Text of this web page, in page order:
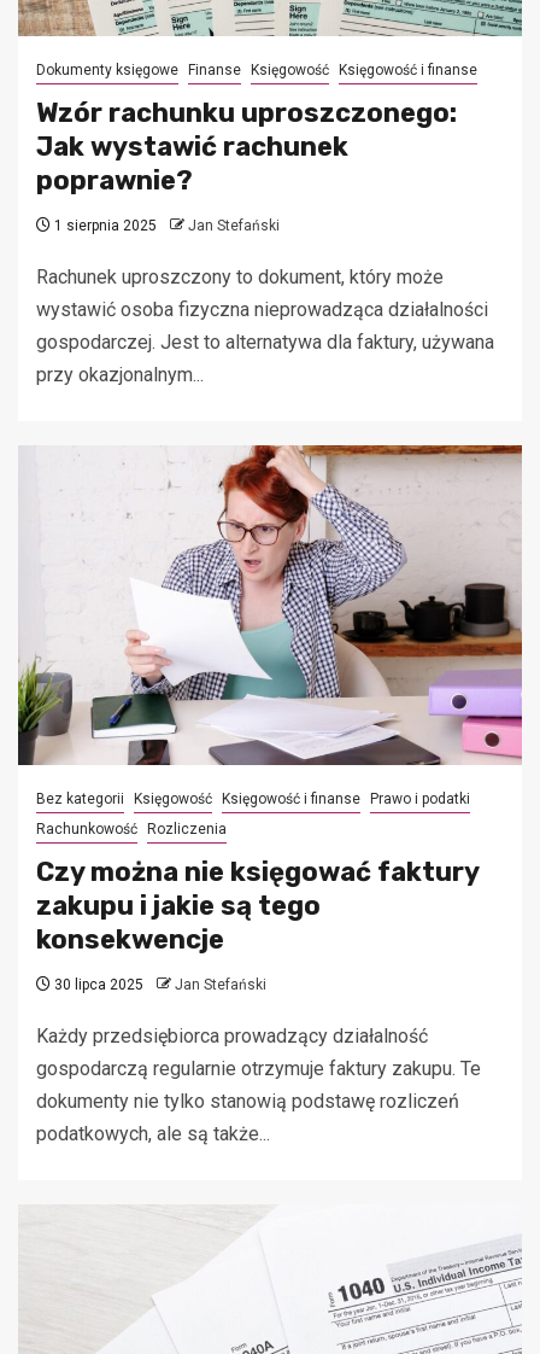
Dokumenty księgowe Finanse Księgowość Księgowość i finanse
Wzór rachunku uproszczonego:
Jak wystawić rachunek
poprawnie?
1 sierpnia 2025 Jan Stefański
Rachunek uproszczony to dokument, który może
wystawić osoba fizyczna nieprowadząca działalności
gospodarczej. Jest to alternatywa dla faktury, używana
przy okazjonalnym...
Bez kategorii Księgowość Księgowość i finanse
Prawo i podatki
Rachunkowość
Rozliczenia
Czy można nie księgować faktury
zakupu i jakie są tego
konsekwencje
30 lipca 2025 Jan Stefański
Każdy przedsiębiorca prowadzący działalność
gospodarczą regularnie otrzymuje faktury zakupu. Te
dokumenty nie tylko stanowią podstawę rozliczeń
podatkowych, ale są także...